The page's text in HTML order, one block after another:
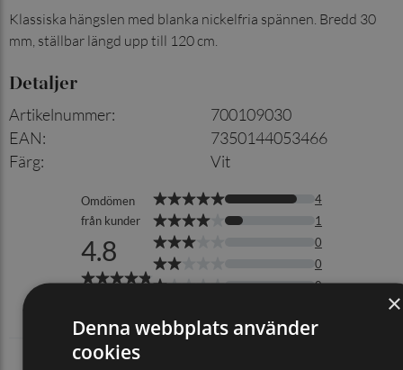
Klassiska hängslen med blanka nickelfria spännen. Bredd 30
mm, ställbar längd upp till 120 cm.
Detaljer
Artikelnummer:
700109030
EAN:
7350144053466
Färg: Vit
×
Denna webbplats använder
cookies